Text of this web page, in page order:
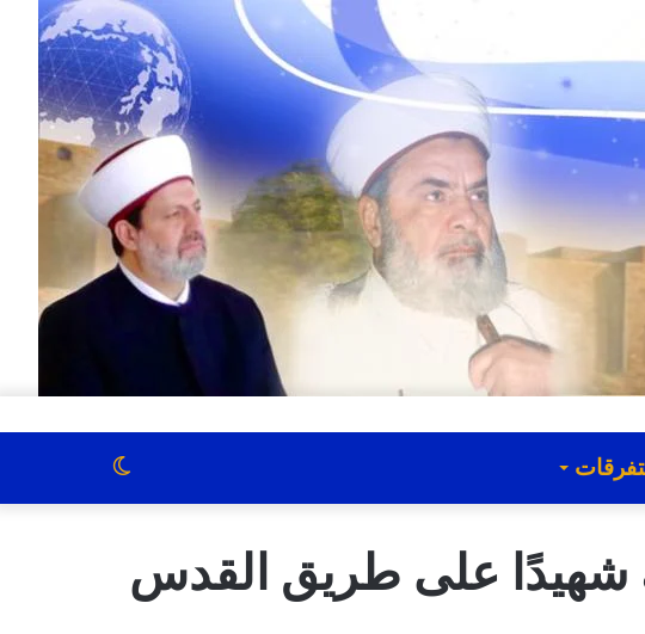
الوضع
شهيدًا على طريق القدس